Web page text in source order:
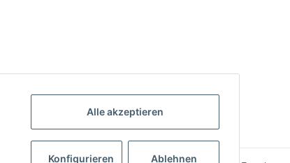
Alle akzeptieren
Konfigurieren Ablehnen